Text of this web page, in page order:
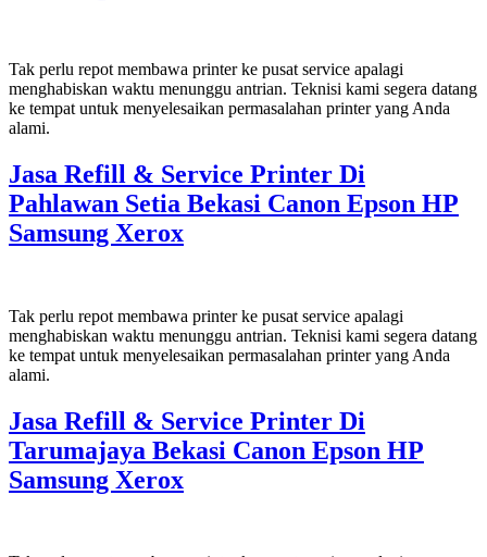
Tak perlu repot membawa printer ke pusat service apalagi
menghabiskan waktu menunggu antrian. Teknisi kami segera datang
ke tempat untuk menyelesaikan permasalahan printer yang Anda
alami.
Jasa Refill & Service Printer Di
Pahlawan Setia Bekasi Canon Epson HP
Samsung Xerox
Tak perlu repot membawa printer ke pusat service apalagi
menghabiskan waktu menunggu antrian. Teknisi kami segera datang
ke tempat untuk menyelesaikan permasalahan printer yang Anda
alami.
Jasa Refill & Service Printer Di
Tarumajaya Bekasi Canon Epson HP
Samsung Xerox